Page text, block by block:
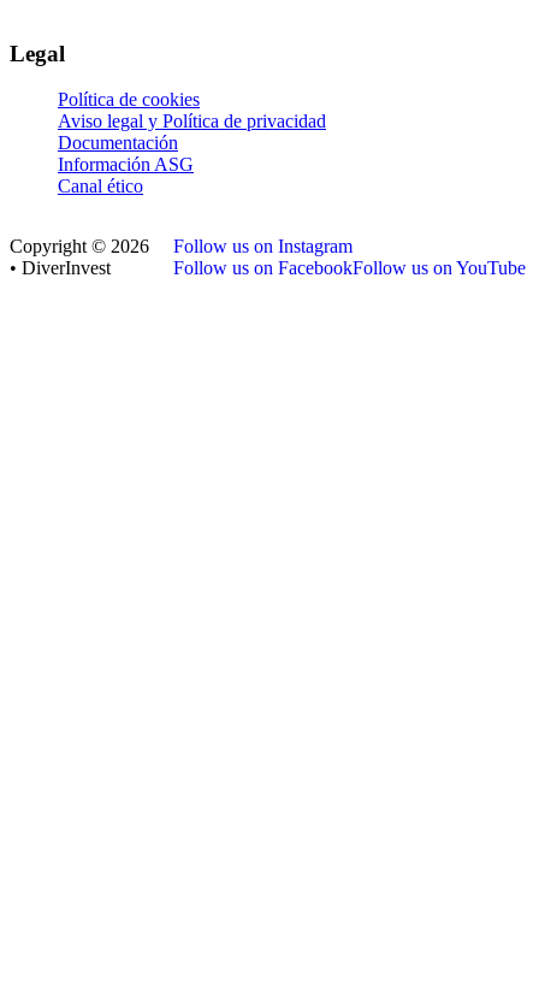
Legal
Política de cookies
Aviso legal y Política de privacidad
Documentación
Información ASG
Canal ético
Copyright © 2026
• DiverInvest
Follow us on Instagram
Follow us on FacebookFollow us on YouTube